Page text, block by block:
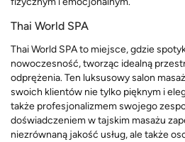
Thai World SPA
Thai World SPA to miejsce, gdzie
nowoczesność, tworząc idealną
odprężenia. Ten luksusowy salon
swoich klientów nie tylko pięknym i
także profesjonalizmem swojego
doświadczeniem w tajskim masażu
niezrównaną jakość usług, ale także